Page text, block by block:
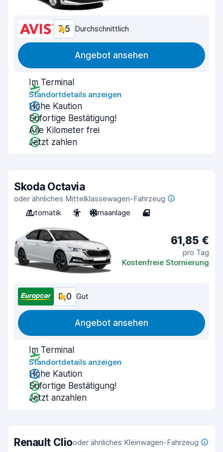
7,5 Durchschnittlich
Angebot ansehen
Im Terminal
Standortdetails anzeigen
Hohe Kaution
Sofortige Bestätigung!
Alle Kilometer frei
Jetzt zahlen
Skoda Octavia
oder ähnliches Mittelklassewagen-Fahrzeug
Automatik
5 Klimaanlage 4
61,85 €
pro Tag
Kostenfreie Stornierung
8,0 Gut
Angebot ansehen
Im Terminal
Standortdetails anzeigen
Hohe Kaution
Sofortige Bestätigung!
Jetzt anzahlen
Renault Cliooder ähnliches Kleinwagen-Fahrzeug